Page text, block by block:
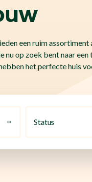
een ruim
nu op zoek bent naar
het perfecte huis
Status